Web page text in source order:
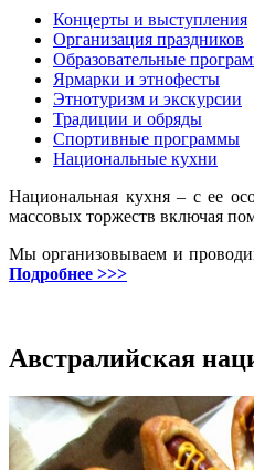
Концерты и выступления
Организация праздников
Образовательные
Ярмарки и этнофесты
Этнотуризм и экскурсии
Традиции и обряды
Спортивные программы
Национальные кухни
Национальная кухня – с ее
массовых торжеств включая
Мы организовываем и
Подробнее >>>
Австралийская